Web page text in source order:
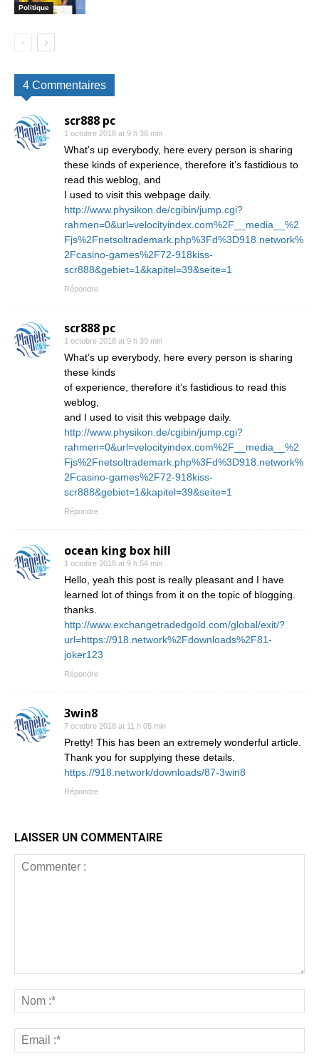
Politique
4 Commentaires
scr888 pc
1 octobre 2018 at 9 h 38 min
What’s up everybody, here every person is sharing
these kinds of experience, therefore it’s fastidious to
read this weblog, and
I used to visit this webpage daily.
http://www.physikon.de/cgibin/jump.cgi?
rahmen=0&url=velocityindex.com%2F__media__%2
Fjs%2Fnetsoltrademark.php%3Fd%3D918.network%
2Fcasino-games%2F72-918kiss-
scr888&gebiet=1&kapitel=39&seite=1
Répondre
scr888 pc
1 octobre 2018 at 9 h 39 min
What’s up everybody, here every person is sharing
these kinds
of experience, therefore it’s fastidious to read this
weblog,
and I used to visit this webpage daily.
http://www.physikon.de/cgibin/jump.cgi?
rahmen=0&url=velocityindex.com%2F__media__%2
Fjs%2Fnetsoltrademark.php%3Fd%3D918.network%
2Fcasino-games%2F72-918kiss-
scr888&gebiet=1&kapitel=39&seite=1
Répondre
ocean king box hill
1 octobre 2018 at 9 h 54 min
Hello, yeah this post is really pleasant and I have
learned lot of things from it on the topic of blogging.
thanks.
http://www.exchangetradedgold.com/global/exit/?
url=https://918.network%2Fdownloads%2F81-
joker123
Répondre
3win8
7 octobre 2018 at 11 h 05 min
Pretty! This has been an extremely wonderful article.
Thank you for supplying these details.
https://918.network/downloads/87-3win8
Répondre
LAISSER UN COMMENTAIRE